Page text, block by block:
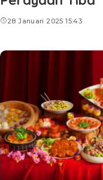
28 Januari 2025 15:43